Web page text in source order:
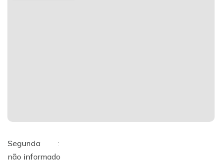
Segunda
:
não informado